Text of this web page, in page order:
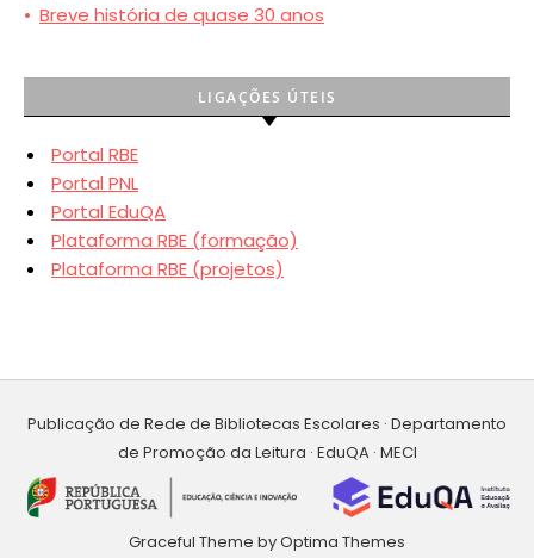
• Breve história de quase 30 anos
LIGAÇÕES ÚTEIS
Portal RBE
Portal PNL
Portal EduQA
Plataforma RBE (formação)
Plataforma RBE (projetos)
Publicação de Rede de Bibliotecas Escolares · Departamento
de Promoção da Leitura · EduQA · MECI
Graceful Theme byOptima Themes